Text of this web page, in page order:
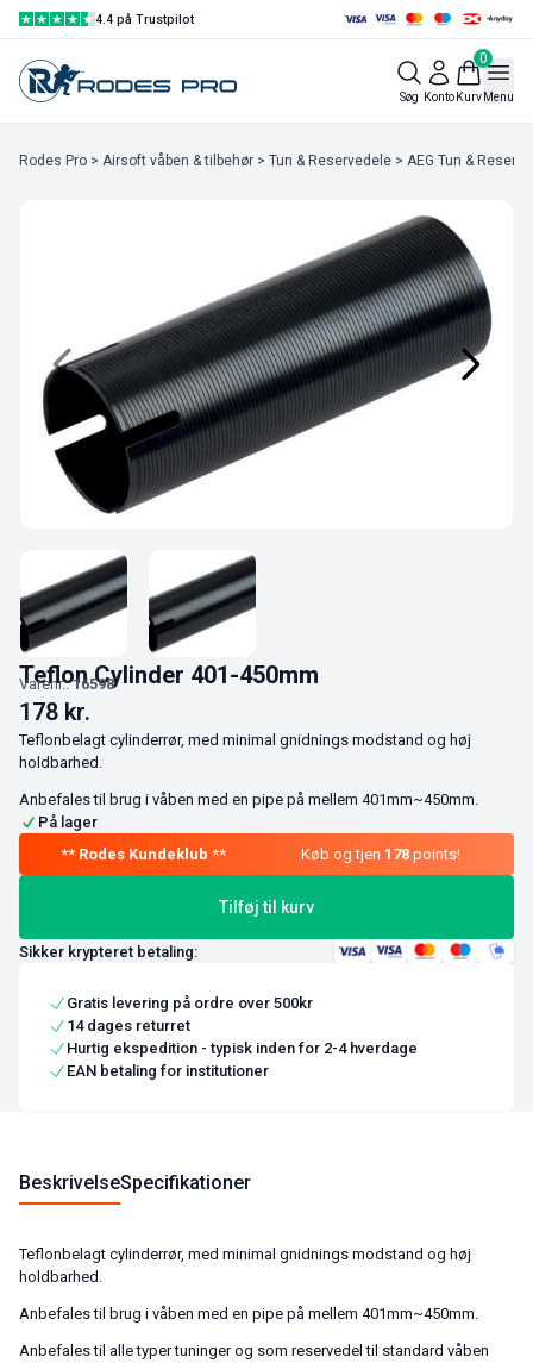
4.4 på Trustpilot
Søg Konto
0
KurvMenu
Rodes Pro > Airsoft våben & tilbehør > Tun & Reservedele > AEG Tun &
Teflon Cylinder 401-450mm
Varenr.:16598
178 kr.
Teflonbelagt cylinderrør, med minimal gnidnings modstand og høj
holdbarhed.
Anbefales til brug i våben med en pipe på mellem 401mm~450mm.
På lager
Køb og tjen 178 points!
Tilføj til kurv
Sikker krypteret betaling:
Gratis levering på ordre over 500kr
14 dages returret
Hurtig ekspedition - typisk inden for 2-4 hverdage
EAN betaling for institutioner
BeskrivelseSpecifikationer
Teflonbelagt cylinderrør, med minimal gnidnings modstand og høj
holdbarhed.
Anbefales til brug i våben med en pipe på mellem 401mm~450mm.
Anbefales til alle typer tuninger og som reservedel til standard våben